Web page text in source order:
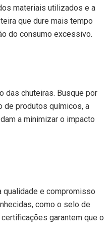
materiais utilizados e a
que dure mais tempo
do consumo excessivo.
das chuteiras. Busque por
de produtos químicos, a
a minimizar o impacto
e compromisso
como o selo de
garantem que o